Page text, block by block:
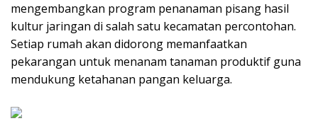
mengembangkan program penanaman pisang hasil
kultur jaringan di salah satu kecamatan percontohan.
Setiap rumah akan didorong memanfaatkan
pekarangan untuk menanam tanaman produktif guna
mendukung ketahanan pangan keluarga.